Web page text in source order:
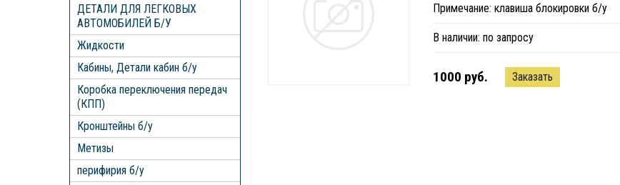
ДЕТАЛИ ДЛЯ ЛЕГКОВЫХ
АВТОМОБИЛЕЙ Б/У
Жидкости
Кабины, Детали кабин б/у
Коробка переключения передач
(КПП)
Кронштейны б/у
Метизы
перифирия б/у
Примечание: клавиша блокировки б/у
В наличии: по запросу
1000 руб. Заказать